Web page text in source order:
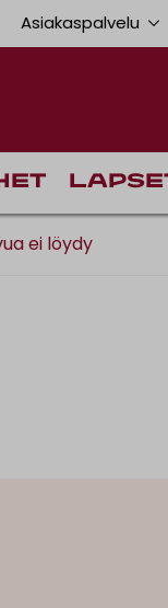
Asiakaspalvelu
ei löydy